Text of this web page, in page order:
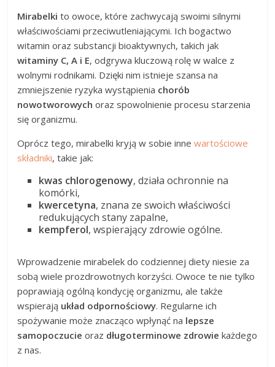
Mirabelki to owoce, które zachwycają swoimi silnymi
właściwościami przeciwutleniającymi. Ich bogactwo
witamin oraz substancji bioaktywnych, takich jak
witaminy C, A i E, odgrywa kluczową rolę w walce z
wolnymi rodnikami. Dzięki nim istnieje szansa na
zmniejszenie ryzyka wystąpienia chorób
nowotworowych oraz spowolnienie procesu starzenia
się organizmu.
Oprócz tego, mirabelki kryją w sobie innewartościowe
składniki, takie jak:
kwas chlorogenowy, działa ochronnie na
komórki,
kwercetyna, znana ze swoich właściwości
redukujących stany zapalne,
kempferol, wspierający zdrowie ogólne.
Wprowadzenie mirabelek do codziennej diety niesie za
sobą wiele prozdrowotnych korzyści. Owoce te nie tylko
poprawiają ogólną kondycję organizmu, ale także
wspierają układ odpornościowy. Regularne ich
spożywanie może znacząco wpłynąć na lepsze
samopoczucie oraz długoterminowe zdrowie każdego
z nas.